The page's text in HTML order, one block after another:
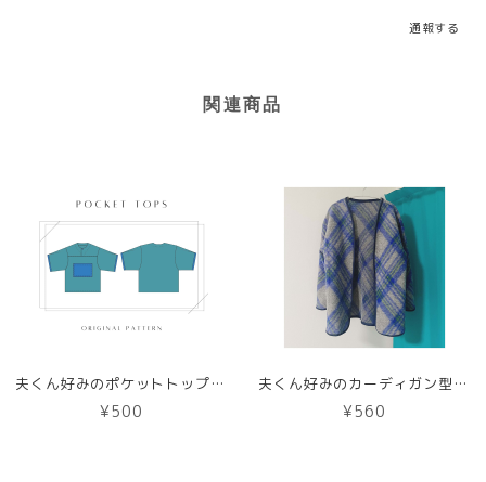
通報する
関連商品
夫くん好みのポケットトップス【DL版／レシピ付き】商用利用可能
¥500
夫くん好みのカーディガン型紙【紙版】
¥560